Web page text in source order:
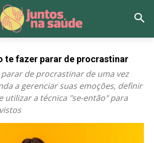
te fazer parar de procrastinar
de procrastinar de uma vez
a gerenciar suas emoções, definir
utilizar a técnica "se-então" para